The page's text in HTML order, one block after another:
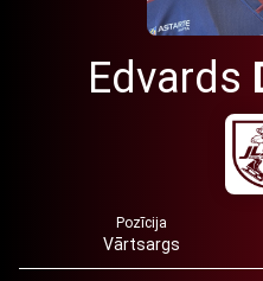
Edvards
Pozīcija
Vārtsargs